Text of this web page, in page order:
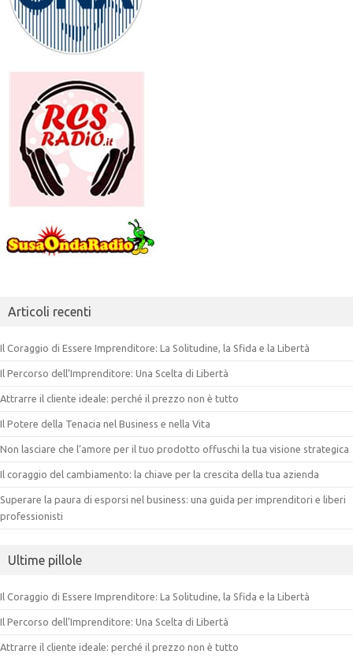
Articoli recenti
Il Coraggio di Essere Imprenditore: La Solitudine, la Sfida e la Libertà
Il Percorso dell’Imprenditore: Una Scelta di Libertà
Attrarre il cliente ideale: perché il prezzo non è tutto
Il Potere della Tenacia nel Business e nella Vita
Non lasciare che l’amore per il tuo prodotto offuschi la tua visione strategica
Il coraggio del cambiamento: la chiave per la crescita della tua azienda
Superare la paura di esporsi nel business: una guida per imprenditori e liberi
professionisti
Ultime pillole
Il Coraggio di Essere Imprenditore: La Solitudine, la Sfida e la Libertà
Il Percorso dell’Imprenditore: Una Scelta di Libertà
Attrarre il cliente ideale: perché il prezzo non è tutto